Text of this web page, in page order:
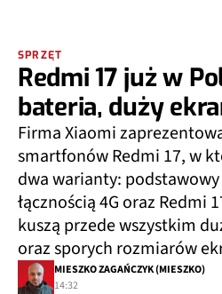
SPRZĘT
Redmi 17 już w
bateria, duży
Firma Xiaomi
smartfonów Redmi 17, w
dwa warianty: podstawowy
łącznością 4G oraz Redmi
kuszą przede wszystkim
oraz sporych rozmiarów
MIESZKO ZAGAŃCZYK (MIESZKO)
14:32